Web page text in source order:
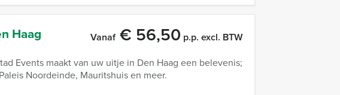
Haag Vanaf€ 56,50 p.p. excl. BTW
Events maakt van uw uitje in Den Haag een belevenis;
Noordeinde, Mauritshuis en meer.